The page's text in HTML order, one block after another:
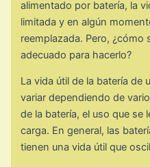
alimentado por batería, la
limitada y en algún
reemplazada. Pero,
adecuado para hacerlo?
La vida útil de la batería de
variar dependiendo de
de la batería, el uso que se
carga. En general, las
tienen una vida útil que